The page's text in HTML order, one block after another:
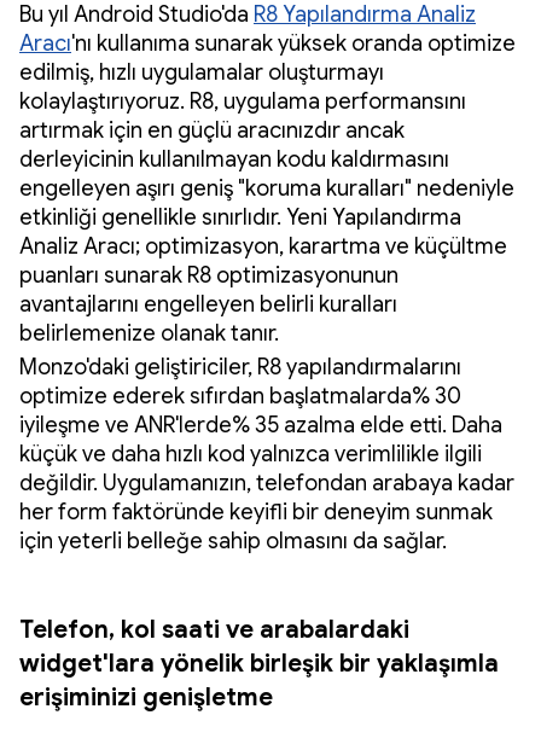
Bu yıl Android Studio'da R8 Yapılandırma Analiz
Aracı'nı kullanıma sunarak yüksek oranda optimize
edilmiş, hızlı uygulamalar oluşturmayı
kolaylaştırıyoruz. R8, uygulama performansını
artırmak için en güçlü aracınızdır ancak
derleyicinin kullanılmayan kodu kaldırmasını
engelleyen aşırı geniş "koruma kuralları" nedeniyle
etkinliği genellikle sınırlıdır. Yeni Yapılandırma
Analiz Aracı; optimizasyon, karartma ve küçültme
puanları sunarak R8 optimizasyonunun
avantajlarını engelleyen belirli kuralları
belirlemenize olanak tanır.
Monzo'daki geliştiriciler, R8 yapılandırmalarını
optimize ederek sıfırdan başlatmalarda% 30
iyileşme ve ANR'lerde% 35 azalma elde etti. Daha
küçük ve daha hızlı kod yalnızca verimlilikle ilgili
değildir. Uygulamanızın, telefondan arabaya kadar
her form faktöründe keyifli bir deneyim sunmak
için yeterli belleğe sahip olmasını da sağlar.
Telefon, kol saati ve arabalardaki
widget'lara yönelik birleşik bir yaklaşımla
erişiminizi genişletme